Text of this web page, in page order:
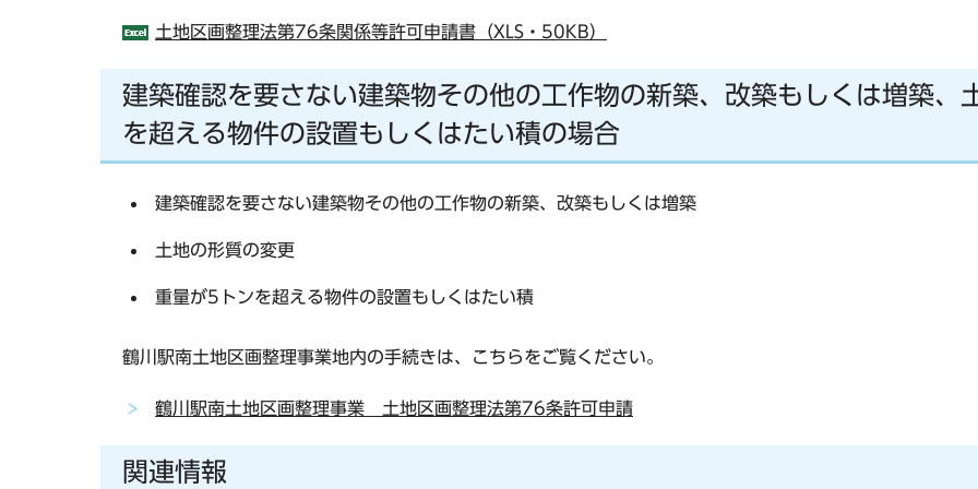
土地区画整理法第76条関係等許可申請書（XLS・50KB）
建築確認を要さない建築物その他の工作物の新築、改築もしくは増築、
を超える物件の設置もしくはたい積の場合
建築確認を要さない建築物その他の工作物の新築、改築もしくは増築
土地の形質の変更
重量が5トンを超える物件の設置もしくはたい積
鶴川駅南土地区画整理事業地内の手続きは、こちらをご覧ください。
鶴川駅南土地区画整理事業 土地区画整理法第76条許可申請
関連情報